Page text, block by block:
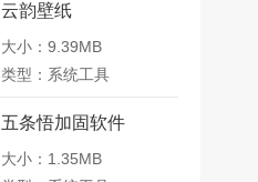
云韵壁纸
大小：9.39MB
类型：系统工具
五条悟加固软件
大小：1.35MB